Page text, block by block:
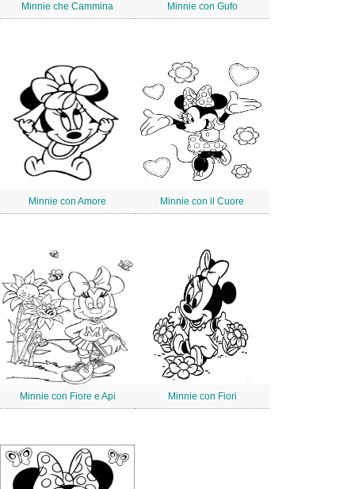
Minnie che Cammina Minnie con Gufo
Minnie con Amore Minnie con il Cuore
Minnie con Fiore e Api Minnie con Fiori